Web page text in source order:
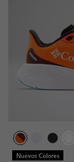
Nuevos Colores